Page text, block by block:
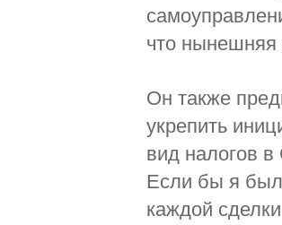
что нынешняя
Он также
укрепить
вид налогов
Если бы я был
каждой